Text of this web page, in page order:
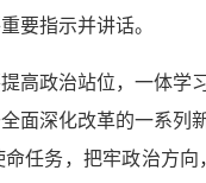
要指示并讲话。
高政治站位，一体学
面深化改革的一系
任务，把牢政治方